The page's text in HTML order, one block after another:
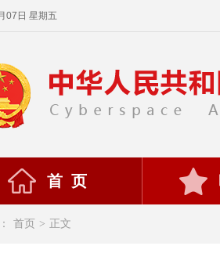
07日 星期五
首 页
首页 > 正文